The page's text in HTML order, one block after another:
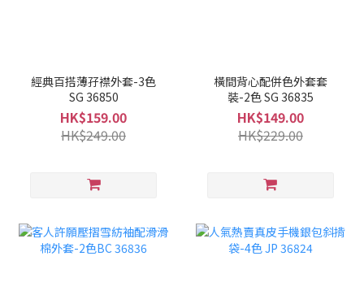
經典百搭薄孖襟外套-3色
SG 36850
HK$159.00
HK$249.00
橫間背心配併色外套套
裝-2色 SG 36835
HK$149.00
HK$229.00